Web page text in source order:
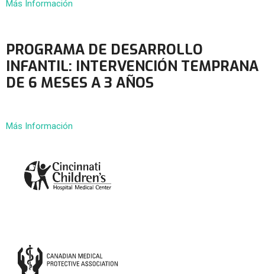
Más Información
PROGRAMA DE DESARROLLO
INFANTIL: INTERVENCIÓN TEMPRANA
DE 6 MESES A 3 AÑOS
Más Información